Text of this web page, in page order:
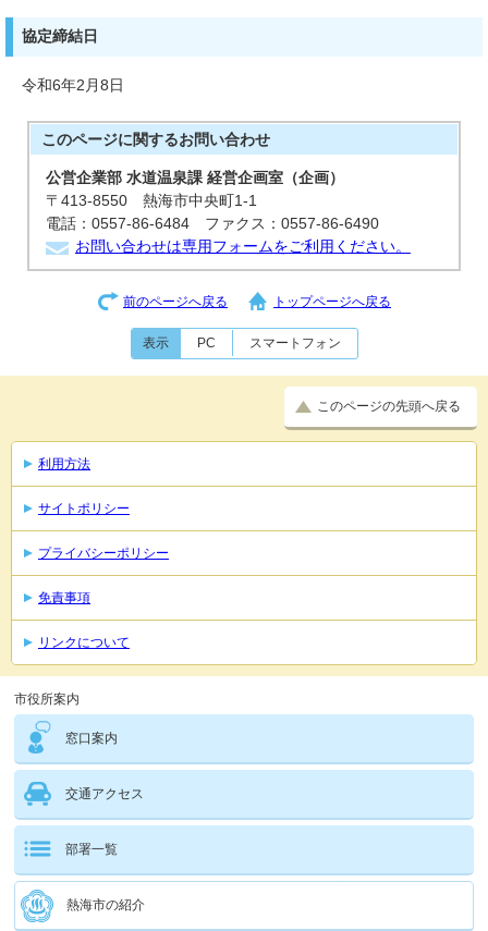
協定締結日
令和6年2月8日
このページに関するお問い合わせ
公営企業部 水道温泉課 経営企画室（企画）
〒413-8550 熱海市中央町1-1
電話：0557-86-6484 ファクス：0557-86-6490
お問い合わせは専用フォームをご利用ください。
前のページへ戻る トップページへ戻る
表示 PC スマートフォン
このページの先頭へ戻る
利用方法
サイトポリシー
プライバシーポリシー
免責事項
リンクについて
市役所案内
窓口案内
交通アクセス
部署一覧
熱海市の紹介